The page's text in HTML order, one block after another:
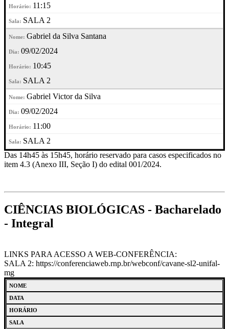
11:15
SALA 2
Gabriel da Silva Santana
09/02/2024
10:45
SALA 2
Gabriel Victor da Silva
09/02/2024
11:00
SALA 2
Das 14h45 às 15h45, horário reservado para casos especificados no
item 4.3 (Anexo III, Seção I) do edital 001/2024.
CIÊNCIAS BIOLÓGICAS - Bacharelado
- Integral
LINKS PARA ACESSO A WEB-CONFERÊNCIA:
SALA 2: https://conferenciaweb.rnp.br/webconf/cavane-sl2-unifal-
mg
NOME
DATA
HORÁRIO
SALA